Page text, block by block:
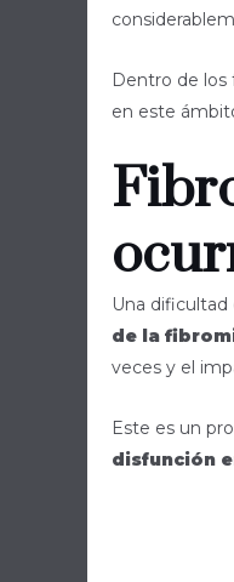
Dentro de los
en este
Una
de la
veces y el
Este es un
disfunción